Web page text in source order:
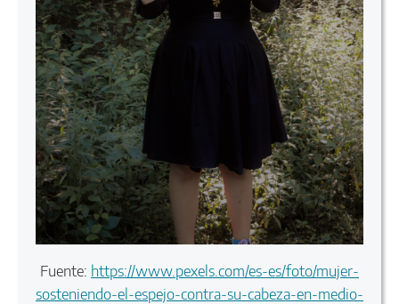
Fuente: https://www.pexels.com/es-es/foto/mujer-
sosteniendo-el-espejo-contra-su-cabeza-en-medio-